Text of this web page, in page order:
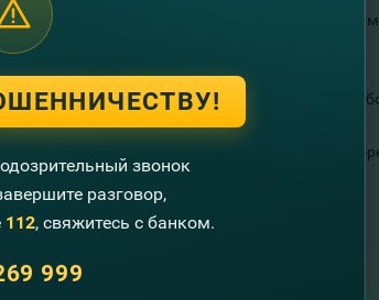
временно остановить или внести
долл.США к лею, установленному банком,
также Visa не несет ответственности
:www.farfeth.com
звонок
разговор,
112, свяжитесь с банком.
999